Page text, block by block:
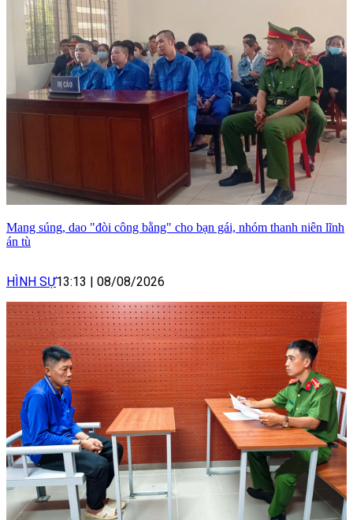
Mang súng, dao "đòi công bằng" cho bạn gái, nhóm thanh niên lĩnh
án tù
HÌNH SỰ13:13 | 08/08/2026